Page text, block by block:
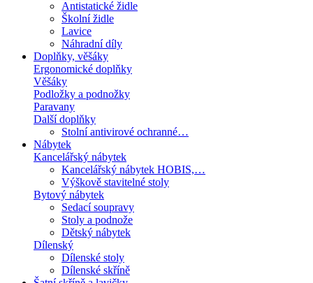
Antistatické židle
Školní židle
Lavice
Náhradní díly
Doplňky, věšáky
Ergonomické doplňky
Věšáky
Podložky a podnožky
Paravany
Další doplňky
Stolní antivirové ochranné…
Nábytek
Kancelářský nábytek
Kancelářský nábytek HOBIS,…
Výškově stavitelné stoly
Bytový nábytek
Sedací soupravy
Stoly a podnože
Dětský nábytek
Dílenský
Dílenské stoly
Dílenské skříně